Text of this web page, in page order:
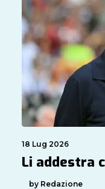
18 Lug 2026
Li addestra
by Redazione